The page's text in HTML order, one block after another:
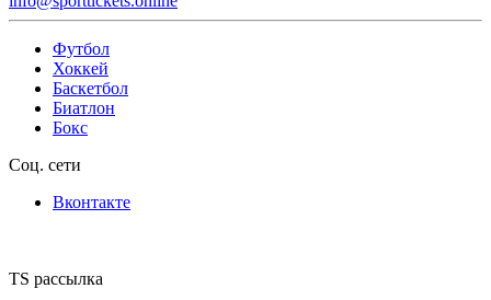
Футбол
Хоккей
Баскетбол
Биатлон
Бокс
Соц. сети
Вконтакте
TS рассылка